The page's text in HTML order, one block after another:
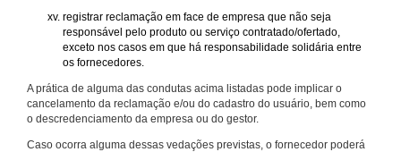
registrar reclamação em face de empresa que não seja
responsável pelo produto ou serviço contratado/ofertado,
exceto nos casos em que há responsabilidade solidária entre
os fornecedores.
A prática de alguma das condutas acima listadas pode implicar o
cancelamento da reclamação e/ou do cadastro do usuário, bem como
o descredenciamento da empresa ou do gestor.
Caso ocorra alguma dessas vedações previstas, o fornecedor poderá